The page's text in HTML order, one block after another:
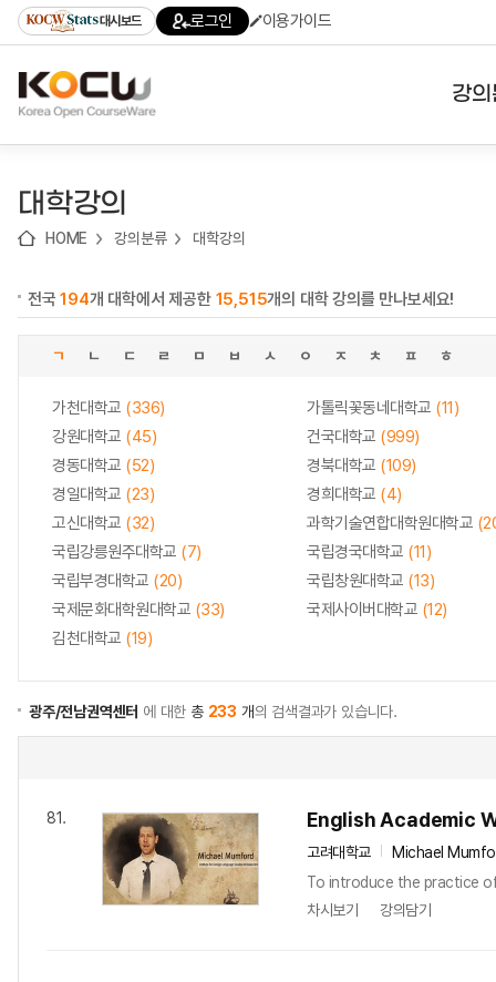
기
기
기
content)
가
대시보드 로그인 이용가이드
강
대학강의
HOME 강의분류 대학강의
전국194개 대학에서 제공한 15,515개의 대학 강의를 만나보세요!
ㄱ ㄴ ㄷ ㄹ ㅁ ㅂ ㅅ ㅇ ㅈ ㅊ ㅍ ㅎ
가천대학교 (336) 가톨릭꽃동네대학교 (11)
강원대학교 (45) 건국대학교 (999)
경동대학교 (52) 경북대학교 (109)
경일대학교 (23) 경희대학교 (4)
고신대학교 (32) 과학기술연합대학원대학교
국립강릉원주대학교 (7) 국립경국대학교 (11)
국립부경대학교 (20) 국립창원대학교 (13)
국제문화대학원대학교 (33) 국제사이버대학교 (12)
김천대학교 (19)
광주/전남권역센터 에 대한 총 233 개의 검색결과가 있습니다.
81. English Academic
고려대학교
Michael
To introduce the practice
차시보기
강의담기